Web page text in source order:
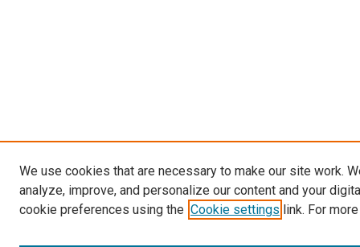
We use cookies that are necessary to make our site work.
analyze, improve, and personalize our content and your
cookie preferences using the Cookie settings link. For